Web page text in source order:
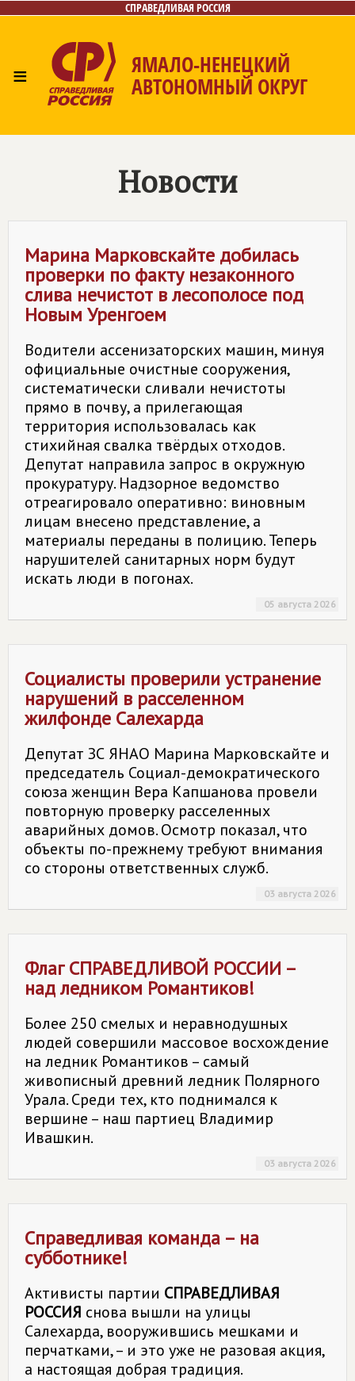
СПРАВЕДЛИВАЯ РОССИЯ
≡ ЯМАЛО-НЕНЕЦКИЙ
АВТОНОМНЫЙ ОКРУГ
Новости
Марина Марковскайте добилась
проверки по факту незаконного
слива нечистот в лесополосе под
Новым Уренгоем
Водители ассенизаторских машин, минуя
официальные очистные сооружения,
систематически сливали нечистоты
прямо в почву, а прилегающая
территория использовалась как
стихийная свалка твёрдых отходов.
Депутат направила запрос в окружную
прокуратуру. Надзорное ведомство
отреагировало оперативно: виновным
лицам внесено представление, а
материалы переданы в полицию. Теперь
нарушителей санитарных норм будут
искать люди в погонах.
05 августа 2026
Социалисты проверили устранение
нарушений в расселенном
жилфонде Салехарда
Депутат ЗС ЯНАО Марина Марковскайте и
председатель Социал-демократического
союза женщин Вера Капшанова провели
повторную проверку расселенных
аварийных домов. Осмотр показал, что
объекты по-прежнему требуют внимания
со стороны ответственных служб.
03 августа 2026
ФлагСПРАВЕДЛИВОЙ РОССИИ –
над ледником Романтиков!
Более 250 смелых и неравнодушных
людей совершили массовое восхождение
на ледник Романтиков – самый
живописный древний ледник Полярного
Урала. Среди тех, кто поднимался к
вершине – наш партиец Владимир
Ивашкин.
03 августа 2026
Справедливая команда – на
субботнике!
Активисты партии СПРАВЕДЛИВАЯ
РОССИЯ снова вышли на улицы
Салехарда, вооружившись мешками и
перчатками, – и это уже не разовая акция,
а настоящая добрая традиция.